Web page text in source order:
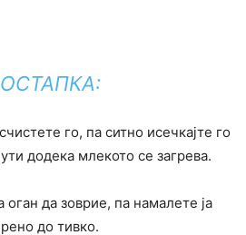
го, па ситно исечкајте го
додека млекото се загрева.
оган да зоврие, па намалете ја
до тивко.